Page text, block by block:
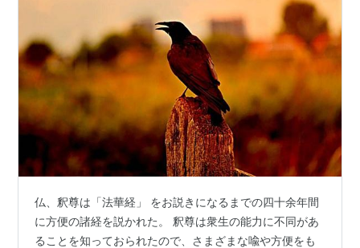
仏、釈尊は「法華経」 をお説きになるまでの四十余年間
に方便の諸経を説かれた。 釈尊は衆生の能力に不同があ
ることを知っておられたので、さまざまな喩や方便をも